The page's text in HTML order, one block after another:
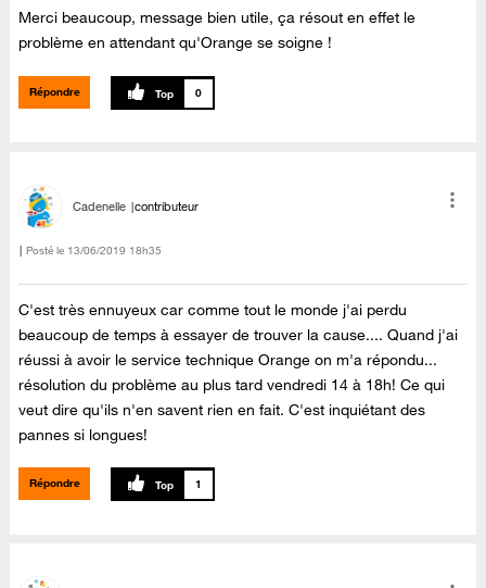
Merci beaucoup, message bien utile, ça résout en effet le
problème en attendant qu'Orange se soigne !
Répondre 0
Cadenelle contributeur
Posté le ‎13/06/2019 18h35
C'est très ennuyeux car comme tout le monde j'ai perdu
beaucoup de temps à essayer de trouver la cause.... Quand j'ai
réussi à avoir le service technique Orange on m'a répondu...
résolution du problème au plus tard vendredi 14 à 18h! Ce qui
veut dire qu'ils n'en savent rien en fait. C'est inquiétant des
pannes si longues!
Répondre 1